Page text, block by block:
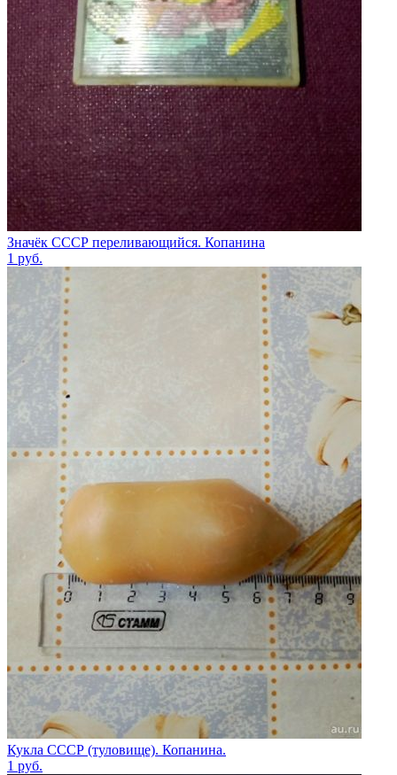
Значёк СССР переливающийся. Копанина
1 руб.
Кукла СССР (туловище). Копанина.
1 руб.